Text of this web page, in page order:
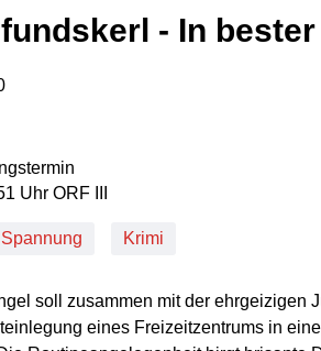
- In
DEU
2000
Uhr in ORF III
Uhr ORF III
Spannung Krimi
soll zusammen mit der ehrgeizigen
eines Freizeitzentrums in